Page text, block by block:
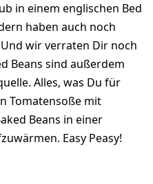
in einem englischen Bed
haben auch noch
wir verraten Dir noch
Beans sind außerdem
Alles, was Du für
Tomatensoße mit
Beans in einer
Easy Peasy!